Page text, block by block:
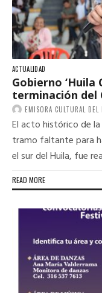
ACTUALIDAD
Gobierno ‘Huila
terminación del
EMISORA CULTURAL DEL
El acto histórico de
tramo faltante para
el sur del Huila, fue
READ MORE